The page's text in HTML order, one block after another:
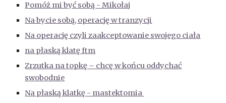
Pomóż mi być sobą - Mikołaj
Na bycie sobą, operację w tranzycji
Na operację czyli zaakceptowanie swojego ciała
na płaską klatę ftm
Zrzutka na topkę – chcę w końcu oddychać
swobodnie
Na płaską klatkę - mastektomia